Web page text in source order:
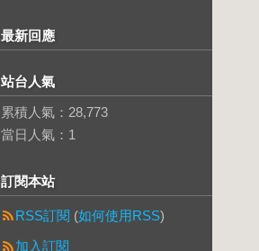
最新回應
站台人氣
累積人氣： 28,773
當日人氣： 1
訂閱本站
RSS訂閱 (如何使用RSS)
加入訂閱